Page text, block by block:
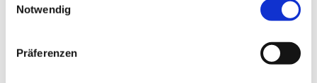
Notwendig
Präferenzen